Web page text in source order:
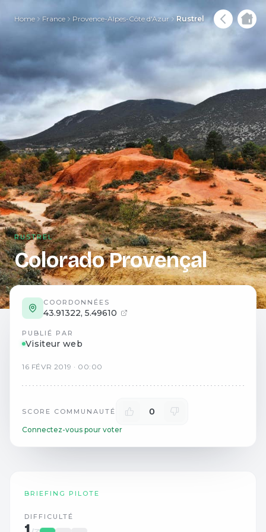
Home France Provence-Alpes-Côte d'Azur Rustrel
RUSTREL
Colorado Provençal
COORDONNÉES
43.91322, 5.49610
PUBLIÉ PAR
Visiteur web
16 FÉVR 2019 · 00:00
SCORE COMMUNAUTÉ 0
Connectez-vous pour voter
BRIEFING PILOTE
DIFFICULTÉ